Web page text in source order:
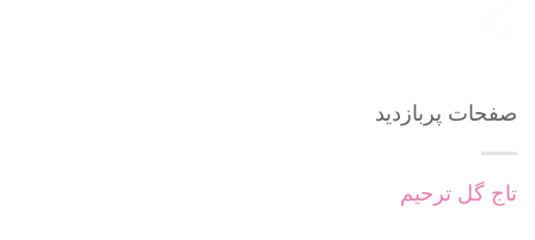
صفحات پربازدید
تاج گل ترحیم